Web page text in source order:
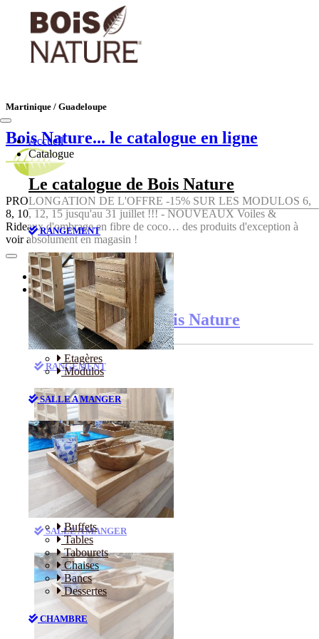
Martinique / Guadeloupe
Bois Nature... le catalogue en ligne
PROLONGATION DE L'OFFRE -15% SUR LES MODULOS 6,
8, 10, 12, 15 jusqu'au 31 juillet !!! - NOUVEAUX Voiles &
Rideaux d'ombrage en fibre de coco… des produits d'exception à
voir absolument en magasin !
Accueil
Catalogue
Le catalogue de Bois Nature
RANGEMENT
Etagères
Modulos
SALLE A MANGER
Buffets
Tables
Tabourets
Chaises
Bancs
Dessertes
CHAMBRE
Accueil
Catalogue
Le catalogue de Bois Nature
RANGEMENT
Etagères
Modulos
SALLE A MANGER